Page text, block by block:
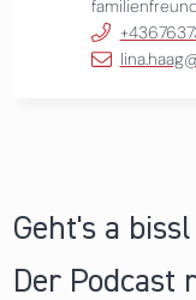
Geht's a
Der Podcast